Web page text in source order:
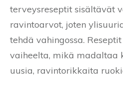
terveysreseptit sisältävät
ravintoarvot, joten
tehdä vahingossa.
vaiheelta, mikä madaltaa
uusia, ravintorikkaita